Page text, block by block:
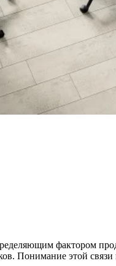
фактором
Понимание этой связи